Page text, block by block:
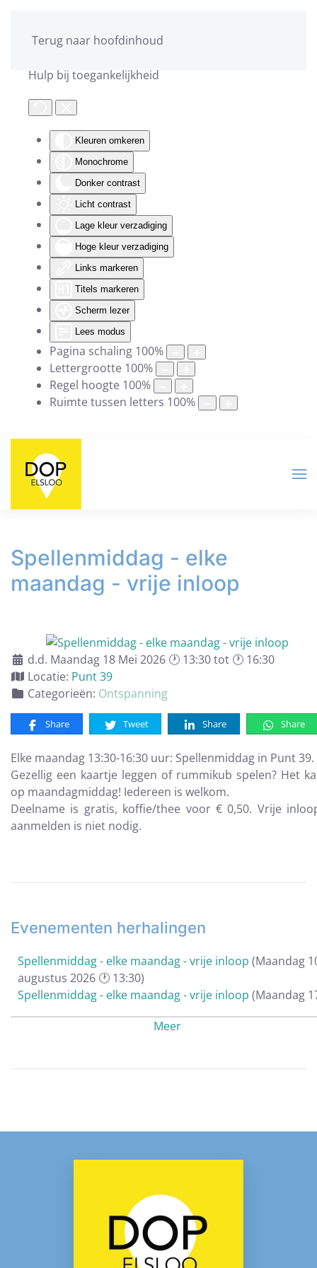
Hulp bij toegankelijkheid
Kleuren omkeren
Monochrome
Donker contrast
Licht contrast
Lage kleur verzadiging
Hoge kleur verzadiging
Links markeren
Titels markeren
Scherm lezer
Lees modus
Pagina schaling 100%
Lettergrootte 100%
Regel hoogte 100%
Ruimte tussen letters 100%
Terug naar hoofdinhoud
Spellenmiddag - elke
maandag - vrije inloop
d.d. Maandag 18 Mei 2026 🕐 13:30 tot 🕐 16:30
Locatie: Punt 39
Categorieën: Ontspanning
Share Tweet Share Share
Elke maandag 13:30-16:30 uur: Spellenmiddag in Punt 39.
Gezellig een kaartje leggen of rummikub spelen? Het
op maandagmiddag! Iedereen is welkom.
Deelname is gratis, koffie/thee voor € 0,50. Vrije
aanmelden is niet nodig.
Evenementen herhalingen
Spellenmiddag - elke maandag - vrije inloop (Maandag
augustus 2026 🕐 13:30)
Spellenmiddag - elke maandag - vrije inloop (Maandag
Spellenmiddag - elke maandag - vrije inloop
Spellenmiddag - elke maandag - vrije inloop(Maandag
Spellenmiddag - elke maandag - vrije inloop
Spellenmiddag - elke maandag - vrije inloop
september 2026 🕐 13:30)
Spellenmiddag - elke maandag - vrije inloop
oktober 2026 🕐 13:30)
Meer